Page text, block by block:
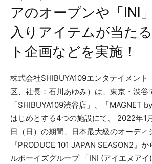
アのオープンや「INI
入りアイテムが当た
ト企画などを実施！
株式会社SHIBUYA109エンタテイメント
区、社長：石川あゆみ）は、東京・渋谷
「SHIBUYA109渋谷店」、「MAGNET
はじめとする4つの施設にて、 2022年1
日（日）の期間、日本最大級のオーディ
『PRODUCE 101 JAPAN SEASON2』
ルボーイズグループ 「INI (アイエヌア